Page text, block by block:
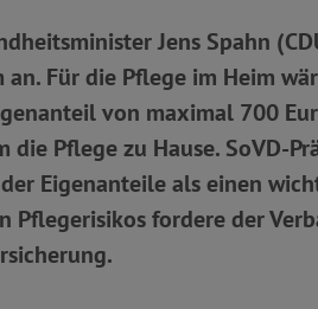
Jens Spahn
an. Für die Pflege im Heim
von maximal 700
die Pflege zu Hause. SoVD-
Eigenanteile als einen
Pflegerisikos fordere der